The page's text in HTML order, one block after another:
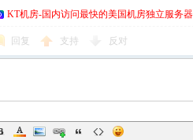
KT机房-国内访问最快的美国机房独立服务器
回复 支持 反对